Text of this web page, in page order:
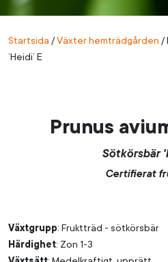
Startsida /Växter hemträdgården /
’Heidi’ E
Prunus
Sötkörsbär
Certifierat
Växtgrupp: Fruktträd - sötkörsbär
Härdighet: Zon 1-3